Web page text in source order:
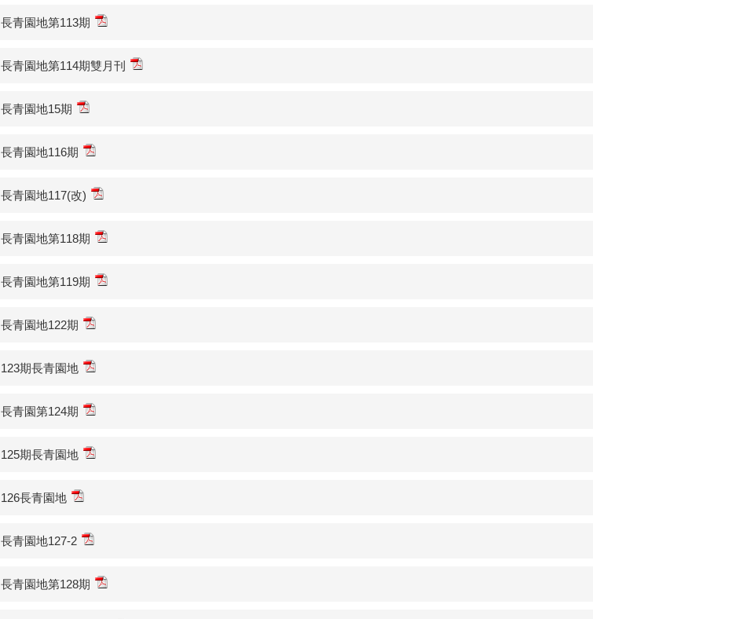
長青園地第113期
長青園地第114期雙月刊
長青園地15期
長青園地116期
長青園地117(改)
長青園地第118期
長青園地第119期
長青園地122期
123期長青園地
長青園第124期
125期長青園地
126長青園地
長青園地127-2
長青園地第128期